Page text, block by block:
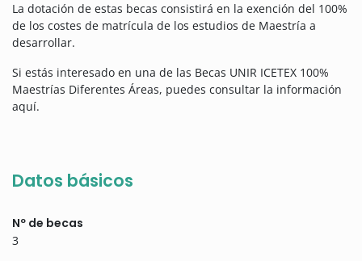
La dotación de estas becas consistirá en la exención del 100%
de los costes de matrícula de los estudios de Maestría a
desarrollar.
Si estás interesado en una de las Becas UNIR ICETEX 100%
Maestrías Diferentes Áreas, puedes consultar la información
aquí.
Datos básicos
Nº de becas
3